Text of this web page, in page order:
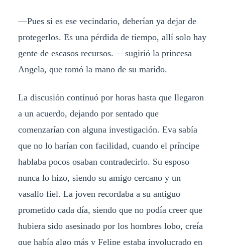
—Pues si es ese vecindario, deberían ya dejar de
protegerlos. Es una pérdida de tiempo, allí solo hay
gente de escasos recursos. —sugirió la princesa
Angela, que tomó la mano de su marido.
La discusión continuó por horas hasta que llegaron
a un acuerdo, dejando por sentado que
comenzarían con alguna investigación. Eva sabía
que no lo harían con facilidad, cuando el príncipe
hablaba pocos osaban contradecirlo. Su esposo
nunca lo hizo, siendo su amigo cercano y un
vasallo fiel. La joven recordaba a su antiguo
prometido cada día, siendo que no podía creer que
hubiera sido asesinado por los hombres lobo, creía
que había algo más y Felipe estaba involucrado en